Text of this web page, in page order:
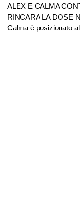
ALEX E CALMA
RINCARA LA DOSE
Calma è posizionato